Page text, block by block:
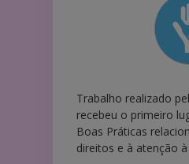
Trabalho realizado
recebeu o primeiro
Boas Práticas
direitos e à atenção